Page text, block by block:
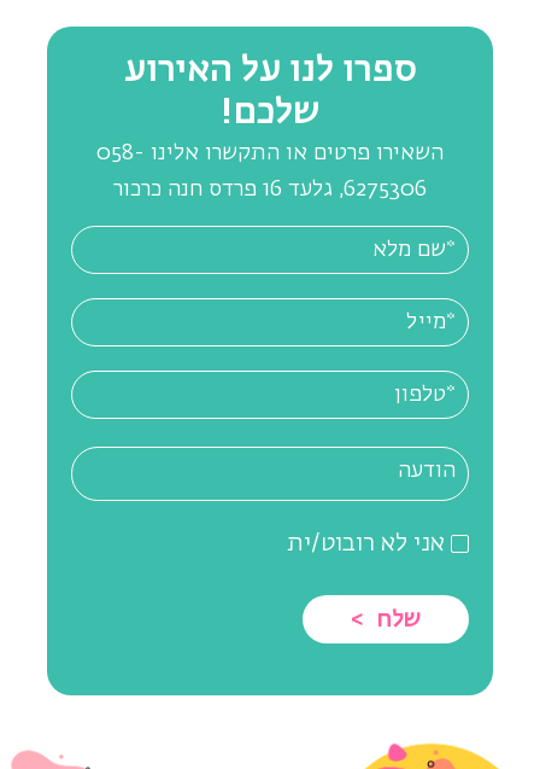
ספרו לנו על האירוע
שלכם!
השאירו פרטים או התקשרו אלינו 058-
6275306, גלעד 16 פרדס חנה כרכור
אני לא רובוט/ית